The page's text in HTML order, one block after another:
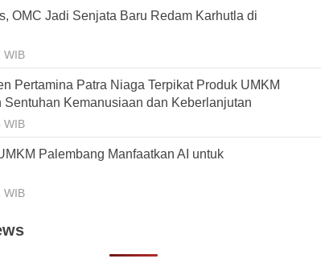
OMC Jadi Senjata Baru Redam Karhutla di
WIB
Pertamina Patra Niaga Terpikat Produk UMKM
Sentuhan Kemanusiaan dan Keberlanjutan
WIB
Palembang Manfaatkan AI untuk
WIB